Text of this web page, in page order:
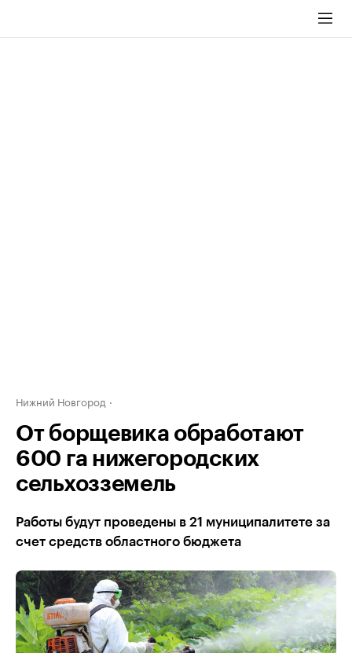
Нижний Новгород
От борщевика обработают
600 га нижегородских
сельхозземель
Работы будут проведены в 21 муниципалитете за
счет средств областного бюджета